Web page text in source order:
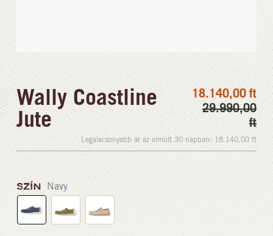
Wally Coastline
Jute
18.140,00 ft
29.990,00
ft
Legalacsonyabb ár az elmúlt 30 napban: 18.140,00 ft
SZÍN Navy